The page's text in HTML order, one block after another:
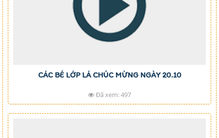
CÁC BÉ LỚP LÁ CHÚC MỪNG NGÀY 20.10
Đã xem: 497